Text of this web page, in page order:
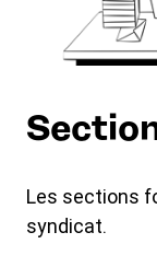
Les sections
syndicat.